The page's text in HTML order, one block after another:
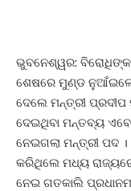
ଭୁବନେଶ୍ୱର: ବିରୋଧିଙ୍କ
ଶେଷରେ ମୁଣ୍ଡ ନୁଆଁଇଲେ
ଦେଲେ ମନ୍ତ୍ରୀ ପ୍ରଦୀପ
ଦେଇଥିବା ମନ୍ତବ୍ୟ
ନେଇଗଲା ମନ୍ତ୍ରୀ ପଦ ।
କରିଥିଲେ ମଧ୍ୟ
ନେଇ ଗତକାଲି